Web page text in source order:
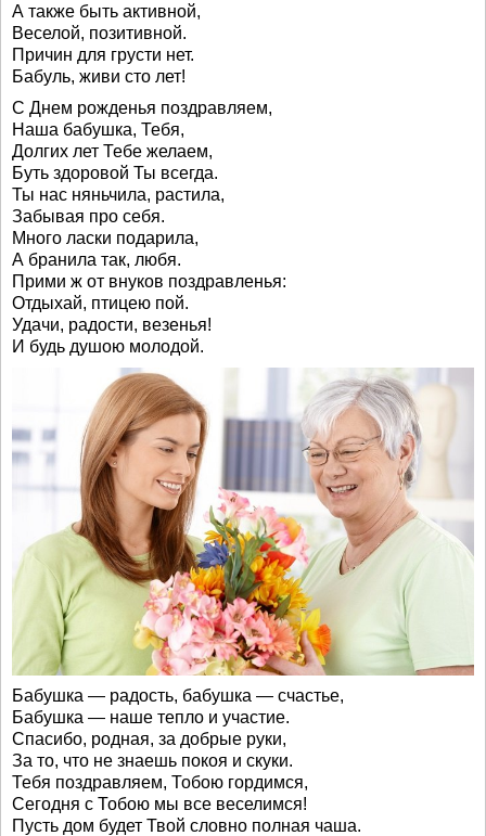
А также быть активной,
Веселой, позитивной.
Причин для грусти нет.
Бабуль, живи сто лет!
С Днем рожденья поздравляем,
Наша бабушка, Тебя,
Долгих лет Тебе желаем,
Буть здоровой Ты всегда.
Ты нас няньчила, растила,
Забывая про себя.
Много ласки подарила,
А бранила так, любя.
Прими ж от внуков поздравленья:
Отдыхай, птицею пой.
Удачи, радости, везенья!
И будь душою молодой.
Бабушка — радость, бабушка — счастье,
Бабушка — наше тепло и участие.
Спасибо, родная, за добрые руки,
За то, что не знаешь покоя и скуки.
Тебя поздравляем, Тобою гордимся,
Сегодня с Тобою мы все веселимся!
Пусть дом будет Твой словно полная чаша.